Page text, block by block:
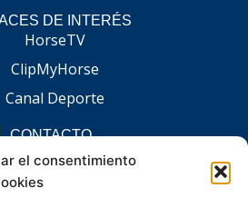
el consentimiento
DE INTERÉS
HorseTV
ClipMyHorse
Canal Deporte
CONTACTO
en todo el ámbito nacional